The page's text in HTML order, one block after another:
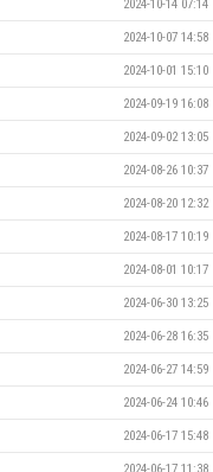
2024-10-14 07:14
2024-10-07 14:58
2024-10-01 15:10
2024-09-19 16:08
2024-09-02 13:05
2024-08-26 10:37
2024-08-20 12:32
2024-08-17 10:19
2024-08-01 10:17
2024-06-30 13:25
2024-06-28 16:35
2024-06-27 14:59
2024-06-24 10:46
2024-06-17 15:48